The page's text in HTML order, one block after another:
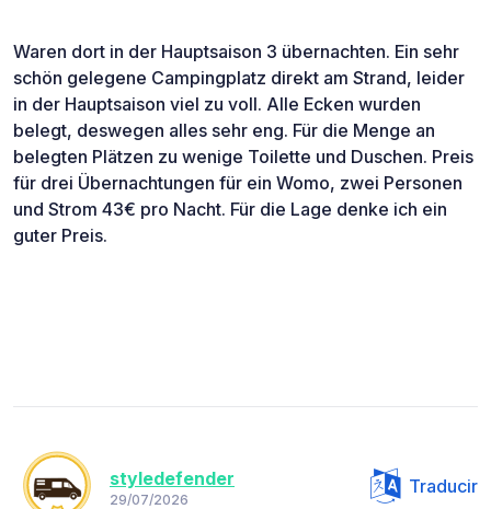
Waren dort in der Hauptsaison 3 übernachten. Ein sehr
schön gelegene Campingplatz direkt am Strand, leider
in der Hauptsaison viel zu voll. Alle Ecken wurden
belegt, deswegen alles sehr eng. Für die Menge an
belegten Plätzen zu wenige Toilette und Duschen. Preis
für drei Übernachtungen für ein Womo, zwei Personen
und Strom 43€ pro Nacht. Für die Lage denke ich ein
guter Preis.
styledefender
29/07/2026
Traducir